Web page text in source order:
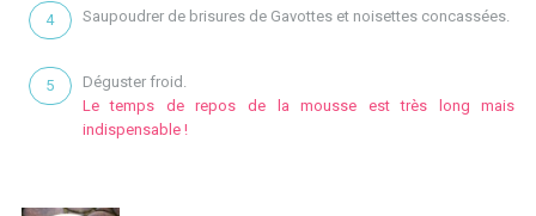
Saupoudrer de brisures de Gavottes et noisettes concassées.
Déguster froid.
Le temps de repos de la mousse est très long mais
indispensable !